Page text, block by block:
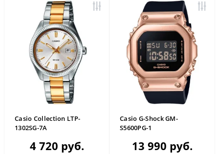
Casio Collection LTP-
1302SG-7A
4 720 руб.
Casio G-Shock GM-
S5600PG-1
13 990 руб.